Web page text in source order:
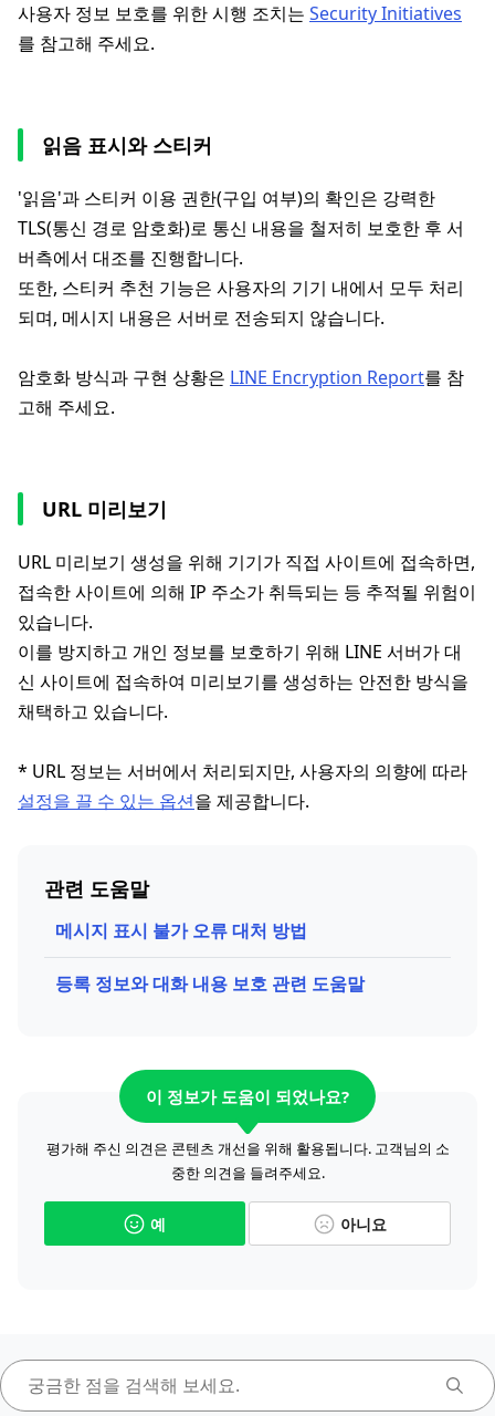
사용자 정보 보호를 위한 시행 조치는 Security Initiatives
를 참고해 주세요.
읽음 표시와 스티커
'읽음'과 스티커 이용 권한(구입 여부)의 확인은 강력한
TLS(통신 경로 암호화)로 통신 내용을 철저히 보호한 후 서
버측에서 대조를 진행합니다.
또한, 스티커 추천 기능은 사용자의 기기 내에서 모두 처리
되며, 메시지 내용은 서버로 전송되지 않습니다.
암호화 방식과 구현 상황은 LINE Encryption Report를 참
고해 주세요.
URL 미리보기
URL 미리보기 생성을 위해 기기가 직접 사이트에 접속하면,
접속한 사이트에 의해 IP 주소가 취득되는 등 추적될 위험이
있습니다.
이를 방지하고 개인 정보를 보호하기 위해 LINE 서버가 대
신 사이트에 접속하여 미리보기를 생성하는 안전한 방식을
채택하고 있습니다.
* URL 정보는 서버에서 처리되지만, 사용자의 의향에 따라
설정을 끌 수 있는 옵션을 제공합니다.
관련 도움말
메시지 표시 불가 오류 대처 방법
등록 정보와 대화 내용 보호 관련 도움말
이 정보가 도움이 되었나요?
평가해 주신 의견은 콘텐츠 개선을 위해 활용됩니다. 고객님의 소
중한 의견을 들려주세요.
예 아니요